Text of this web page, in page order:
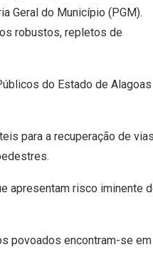
Geral do Município (PGM).
robustos, repletos de
do Estado de Alagoas
para a recuperação de vias
apresentam risco iminente
povoados encontram-se em